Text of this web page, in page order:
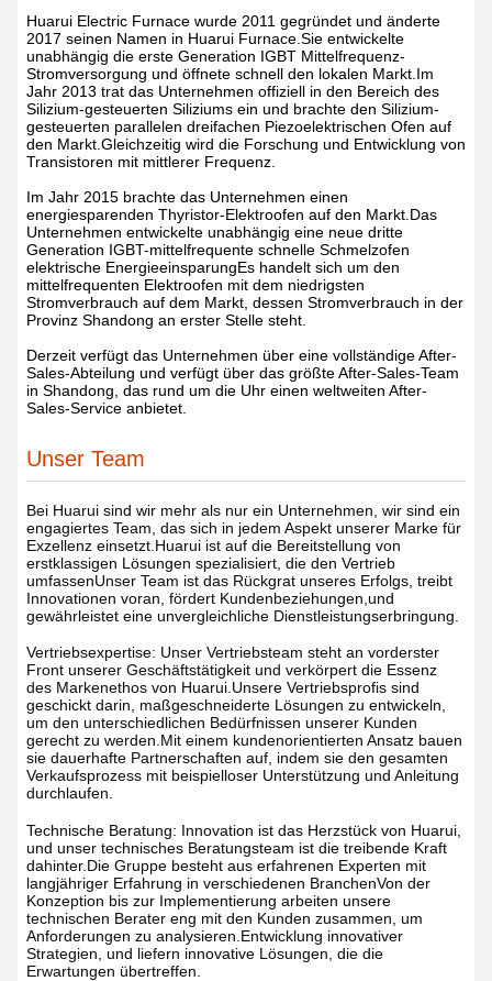
Huarui Electric Furnace wurde 2011 gegründet und änderte
2017 seinen Namen in Huarui Furnace.Sie entwickelte
unabhängig die erste Generation IGBT Mittelfrequenz-
Stromversorgung und öffnete schnell den lokalen Markt.Im
Jahr 2013 trat das Unternehmen offiziell in den Bereich des
Silizium-gesteuerten Siliziums ein und brachte den Silizium-
gesteuerten parallelen dreifachen Piezoelektrischen Ofen auf
den Markt.Gleichzeitig wird die Forschung und Entwicklung von
Transistoren mit mittlerer Frequenz.
Im Jahr 2015 brachte das Unternehmen einen
energiesparenden Thyristor-Elektroofen auf den Markt.Das
Unternehmen entwickelte unabhängig eine neue dritte
Generation IGBT-mittelfrequente schnelle Schmelzofen
elektrische EnergieeinsparungEs handelt sich um den
mittelfrequenten Elektroofen mit dem niedrigsten
Stromverbrauch auf dem Markt, dessen Stromverbrauch in der
Provinz Shandong an erster Stelle steht.
Derzeit verfügt das Unternehmen über eine vollständige After-
Sales-Abteilung und verfügt über das größte After-Sales-Team
in Shandong, das rund um die Uhr einen weltweiten After-
Sales-Service anbietet.
Unser Team
Bei Huarui sind wir mehr als nur ein Unternehmen, wir sind ein
engagiertes Team, das sich in jedem Aspekt unserer Marke für
Exzellenz einsetzt.Huarui ist auf die Bereitstellung von
erstklassigen Lösungen spezialisiert, die den Vertrieb
umfassenUnser Team ist das Rückgrat unseres Erfolgs, treibt
Innovationen voran, fördert Kundenbeziehungen,und
gewährleistet eine unvergleichliche Dienstleistungserbringung.
Vertriebsexpertise: Unser Vertriebsteam steht an vorderster
Front unserer Geschäftstätigkeit und verkörpert die Essenz
des Markenethos von Huarui.Unsere Vertriebsprofis sind
geschickt darin, maßgeschneiderte Lösungen zu entwickeln,
um den unterschiedlichen Bedürfnissen unserer Kunden
gerecht zu werden.Mit einem kundenorientierten Ansatz bauen
sie dauerhafte Partnerschaften auf, indem sie den gesamten
Verkaufsprozess mit beispielloser Unterstützung und Anleitung
durchlaufen.
Technische Beratung: Innovation ist das Herzstück von Huarui,
und unser technisches Beratungsteam ist die treibende Kraft
dahinter.Die Gruppe besteht aus erfahrenen Experten mit
langjähriger Erfahrung in verschiedenen BranchenVon der
Konzeption bis zur Implementierung arbeiten unsere
technischen Berater eng mit den Kunden zusammen, um
Anforderungen zu analysieren.Entwicklung innovativer
Strategien, und liefern innovative Lösungen, die die
Erwartungen übertreffen.